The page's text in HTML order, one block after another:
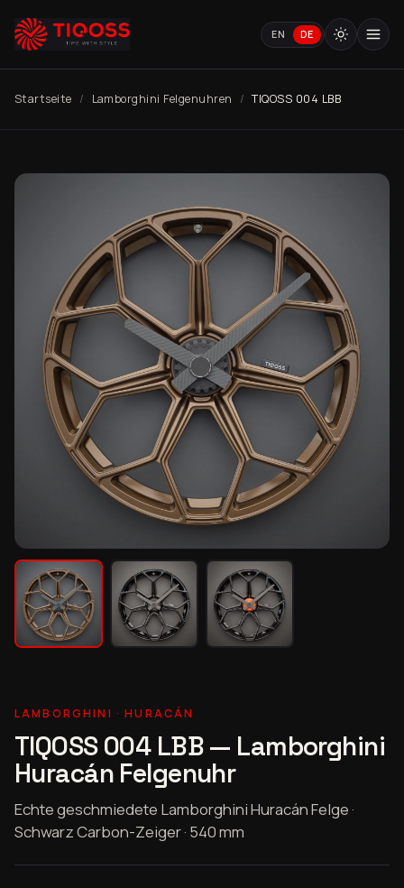
EN DE
Startseite Lamborghini Felgenuhren TIQOSS 004 LBB
LAMBORGHINI · HURACÁN
TIQOSS 004 LBB — Lamborghini
Huracán Felgenuhr
Echte geschmiedete Lamborghini Huracán Felge ·
Schwarz Carbon-Zeiger · 540 mm